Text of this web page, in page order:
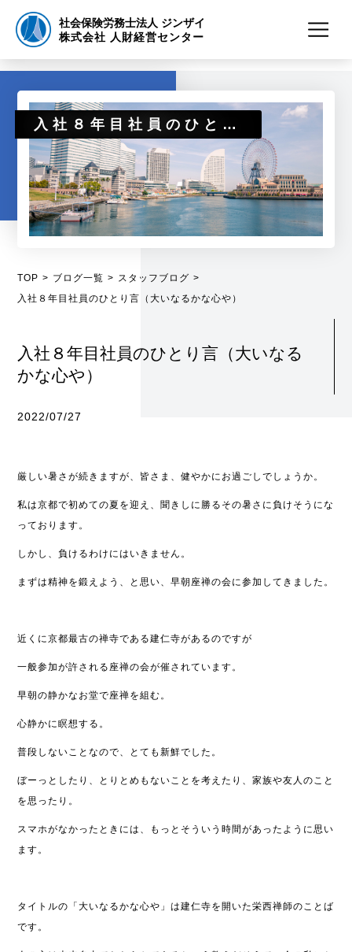
社会保険労務士法人 ジンザイ
株式会社 人財経営センター
入社８年目社員のひとり言（大いなるかな心や）
TOP ブログ一覧
スタッフブログ
入社８年目社員のひとり言（大いなるかな心や）
入社８年目社員のひとり言（大いなる
かな心や）
2022/07/27
厳しい暑さが続きますが、皆さま、健やかにお過ごしでしょうか。
私は京都で初めての夏を迎え、聞きしに勝るその暑さに負けそうにな
っております。
しかし、負けるわけにはいきません。
まずは精神を鍛えよう、と思い、早朝座禅の会に参加してきました。
近くに京都最古の禅寺である建仁寺があるのですが
一般参加が許される座禅の会が催されています。
早朝の静かなお堂で座禅を組む。
心静かに瞑想する。
普段しないことなので、とても新鮮でした。
ぼーっとしたり、とりとめもないことを考えたり、家族や友人のこと
を思ったり。
スマホがなかったときには、もっとそういう時間があったように思い
ます。
タイトルの「大いなるかな心や」は建仁寺を開いた栄西禅師のことば
です。